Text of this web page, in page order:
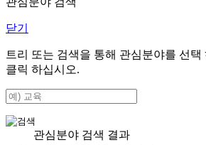
닫기
트리 또는 검색을 통해 관심분야를 선택
클릭 하십시오.
관심분야 검색 결과